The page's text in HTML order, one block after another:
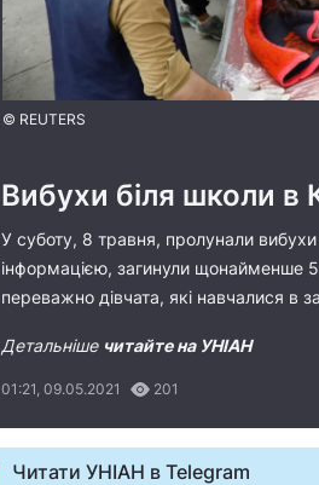
© REUTERS
Вибухи біля школи в
У суботу, 8 травня, пролунали вибухи
інформацією, загинули
переважно дівчата, які навчалися в
Детальніше читайте на УНІАН
01:21, 09.05.2021 201
Читати УНІАН в Telegram